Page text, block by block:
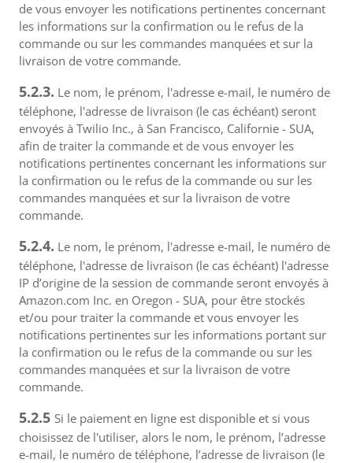
de vous envoyer les notifications pertinentes concernant
les informations sur la confirmation ou le refus de la
commande ou sur les commandes manquées et sur la
livraison de votre commande.
5.2.3. Le nom, le prénom, l'adresse e-mail, le numéro de
téléphone, l'adresse de livraison (le cas échéant) seront
envoyés à Twilio Inc., à San Francisco, Californie - SUA,
afin de traiter la commande et de vous envoyer les
notifications pertinentes concernant les informations sur
la confirmation ou le refus de la commande ou sur les
commandes manquées et sur la livraison de votre
commande.
5.2.4. Le nom, le prénom, l'adresse e-mail, le numéro de
téléphone, l'adresse de livraison (le cas échéant) l'adresse
IP d’origine de la session de commande seront envoyés à
Amazon.com Inc. en Oregon - SUA, pour être stockés
et/ou pour traiter la commande et vous envoyer les
notifications pertinentes sur les informations portant sur
la confirmation ou le refus de la commande ou sur les
commandes manquées et sur la livraison de votre
commande.
5.2.5 Si le paiement en ligne est disponible et si vous
choisissez de l'utiliser, alors le nom, le prénom, l’adresse
e-mail, le numéro de téléphone, l’adresse de livraison (le